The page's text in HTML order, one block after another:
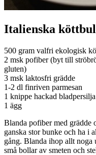
Italienska
500 gram valfri ekologisk
2 msk pofiber (byt till
gluten)
3 msk laktosfri grädde
1-2 dl finriven parmesan
1 knippe hackad bladpersilja
1 ägg
Blanda pofiber med grädde
ganska stor bunke och ha i
gång. Blanda ihop allt noga
små bollar av smeten och